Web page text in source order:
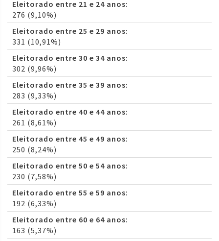
Eleitorado entre 21 e 24 anos:
276 (9,10%)
Eleitorado entre 25 e 29 anos:
331 (10,91%)
Eleitorado entre 30 e 34 anos:
302 (9,96%)
Eleitorado entre 35 e 39 anos:
283 (9,33%)
Eleitorado entre 40 e 44 anos:
261 (8,61%)
Eleitorado entre 45 e 49 anos:
250 (8,24%)
Eleitorado entre 50 e 54 anos:
230 (7,58%)
Eleitorado entre 55 e 59 anos:
192 (6,33%)
Eleitorado entre 60 e 64 anos:
163 (5,37%)